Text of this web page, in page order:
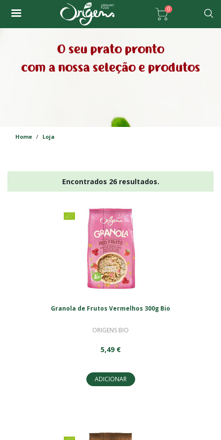
Passar
para
o
conteúdo
principal
0
O seu prato pronto
com a nossa seleção e produtos
Home Loja
Encontrados 26 resultados.
Granola de Frutos Vermelhos 300g Bio
ORIGENS BIO
5,49 €
ADICIONAR